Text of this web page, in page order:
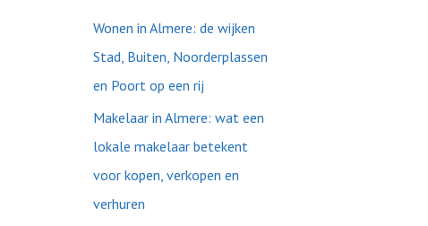
Wonen in Almere: de wijken
Stad, Buiten, Noorderplassen
en Poort op een rij
Makelaar in Almere: wat een
lokale makelaar betekent
voor kopen, verkopen en
verhuren